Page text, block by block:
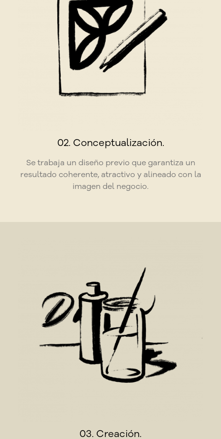
02. Conceptualización.
Se trabaja un diseño previo que garantiza un
resultado coherente, atractivo y alineado con la
imagen del negocio.
03. Creación.